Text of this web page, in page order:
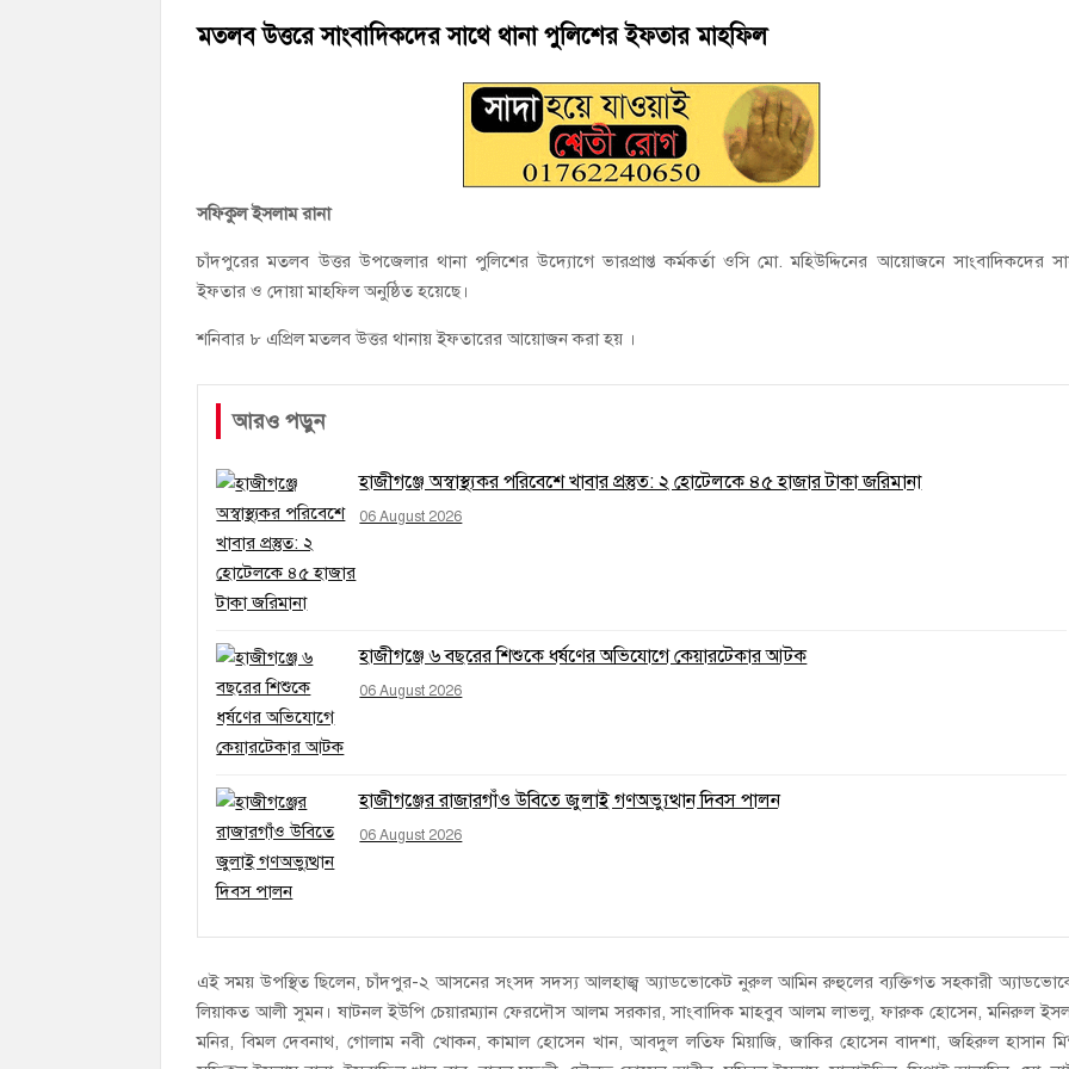
হাজীগঞ্জ ডিগ্রি কলেজ গভীর শ্রদ্ধার সঙ্গে জুলাই গণঅভ্যুত্থানের সকল শহীদকে স্মরণ
মতলব উত্তরে সাংবাদিকদের সাথে থানা পুলিশের ইফতার মাহফিল
সফিকুল ইসলাম রানা
চাঁদপুরের মতলব উত্তর উপজেলার থানা পুলিশের উদ্যোগে ভারপ্রাপ্ত কর্মকর্তা ওসি মো. মহিউদ্দিনের আয়োজনে সাংবাদিকদের
ইফতার ও দোয়া মাহফিল অনুষ্ঠিত হয়েছে।
শনিবার ৮ এপ্রিল মতলব উত্তর থানায় ইফতারের আয়োজন করা হয় ।
আরও পড়ুন
হাজীগঞ্জে অস্বাস্থ্যকর পরিবেশে খাবার প্রস্তুত: ২ হোটেলকে ৪৫ হাজার টাকা জরিমানা
06 August 2026
হাজীগঞ্জে ৬ বছরের শিশুকে ধর্ষণের অভিযোগে কেয়ারটেকার আটক
06 August 2026
হাজীগঞ্জের রাজারগাঁও উবিতে জুলাই গণঅভ্যুত্থান দিবস পালন
06 August 2026
এই সময় উপস্থিত ছিলেন, চাঁদপুর-২ আসনের সংসদ সদস্য আলহাজ্ব অ্যাডভোকেট নুরুল আমিন রুহুলের ব্যক্তিগত সহকারী
লিয়াকত আলী সুমন। ষাটনল ইউপি চেয়ারম্যান ফেরদৌস আলম সরকার, সাংবাদিক মাহবুব আলম লাভলু, ফারুক হোসেন, মনিরুল
মনির, বিমল দেবনাথ, গোলাম নবী খোকন, কামাল হোসেন খান, আবদুল লতিফ মিয়াজি, জাকির হোসেন বাদশা, জহিরুল হাসান